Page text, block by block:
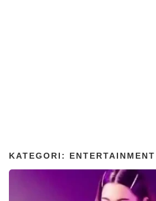
KATEGORI: ENTERTAINMENT